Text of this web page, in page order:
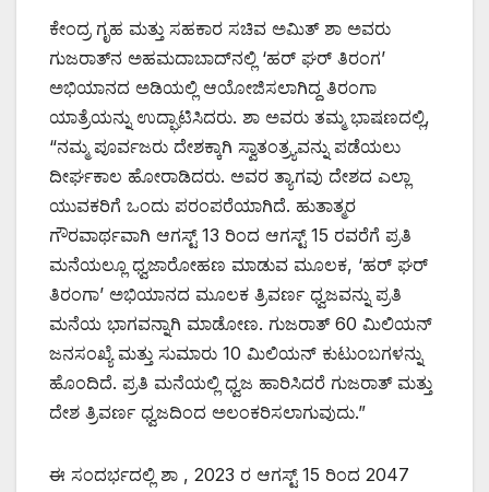
ಕೇಂದ್ರ ಗೃಹ ಮತ್ತು ಸಹಕಾರ ಸಚಿವ ಅಮಿತ್ ಶಾ ಅವರು
ಗುಜರಾತ್‌ನ ಅಹಮದಾಬಾದ್‌ನಲ್ಲಿ ‘ಹರ್ ಘರ್ ತಿರಂಗ’
ಅಭಿಯಾನದ ಅಡಿಯಲ್ಲಿ ಆಯೋಜಿಸಲಾಗಿದ್ದ ತಿರಂಗಾ
ಯಾತ್ರೆಯನ್ನು ಉದ್ಘಾಟಿಸಿದರು. ಶಾ ಅವರು ತಮ್ಮ ಭಾಷಣದಲ್ಲಿ,
“ನಮ್ಮ ಪೂರ್ವಜರು ದೇಶಕ್ಕಾಗಿ ಸ್ವಾತಂತ್ರ್ಯವನ್ನು ಪಡೆಯಲು
ದೀರ್ಘಕಾಲ ಹೋರಾಡಿದರು. ಅವರ ತ್ಯಾಗವು ದೇಶದ ಎಲ್ಲಾ
ಯುವಕರಿಗೆ ಒಂದು ಪರಂಪರೆಯಾಗಿದೆ. ಹುತಾತ್ಮರ
ಗೌರವಾರ್ಥವಾಗಿ ಆಗಸ್ಟ್ 13 ರಿಂದ ಆಗಸ್ಟ್ 15 ರವರೆಗೆ ಪ್ರತಿ
ಮನೆಯಲ್ಲೂ ಧ್ವಜಾರೋಹಣ ಮಾಡುವ ಮೂಲಕ, ‘ಹರ್ ಘರ್
ತಿರಂಗಾ’ ಅಭಿಯಾನದ ಮೂಲಕ ತ್ರಿವರ್ಣ ಧ್ವಜವನ್ನು ಪ್ರತಿ
ಮನೆಯ ಭಾಗವನ್ನಾಗಿ ಮಾಡೋಣ. ಗುಜರಾತ್ 60 ಮಿಲಿಯನ್
ಜನಸಂಖ್ಯೆ ಮತ್ತು ಸುಮಾರು 10 ಮಿಲಿಯನ್ ಕುಟುಂಬಗಳನ್ನು
ಹೊಂದಿದೆ. ಪ್ರತಿ ಮನೆಯಲ್ಲಿ ಧ್ವಜ ಹಾರಿಸಿದರೆ ಗುಜರಾತ್ ಮತ್ತು
ದೇಶ ತ್ರಿವರ್ಣ ಧ್ವಜದಿಂದ ಅಲಂಕರಿಸಲಾಗುವುದು.”
ಈ ಸಂದರ್ಭದಲ್ಲಿ ಶಾ , 2023 ರ ಆಗಸ್ಟ್ 15 ರಿಂದ 2047